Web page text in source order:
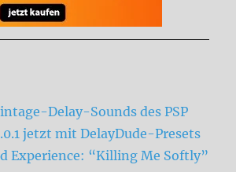
Delay-Sounds des PSP
jetzt mit DelayDude-Presets
Experience: “Killing Me Softly”